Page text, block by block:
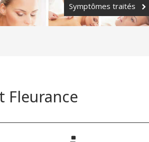
Symptômes traités
Fleurance